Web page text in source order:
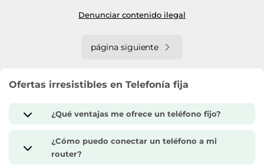
Denunciar contenido ilegal
página siguiente
Ofertas irresistibles en Telefonía fija
¿Qué ventajas me ofrece un teléfono fijo?
¿Cómo puedo conectar un teléfono a mi
router?